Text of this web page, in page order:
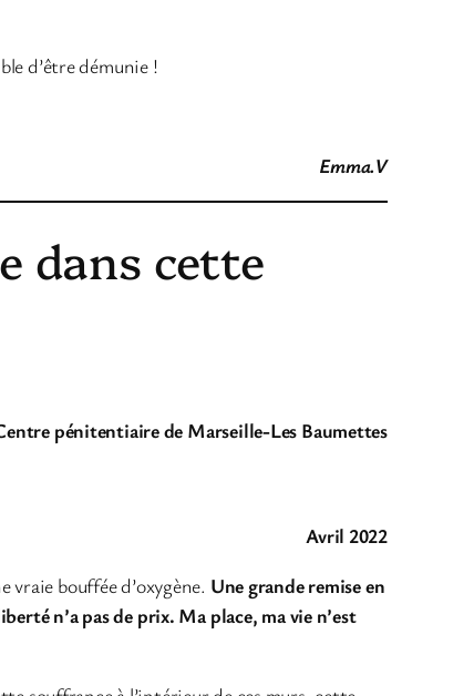
d’être démunie !
Emma.V
dans cette
pénitentiaire de Marseille-Les Baumettes
Avril 2022
bouffée d’oxygène. Une grande remise en
n’a pas de prix. Ma place, ma vie n’est